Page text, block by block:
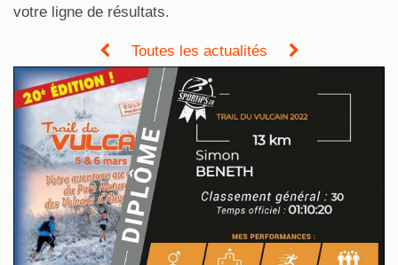
votre ligne de résultats.
Toutes les actualités